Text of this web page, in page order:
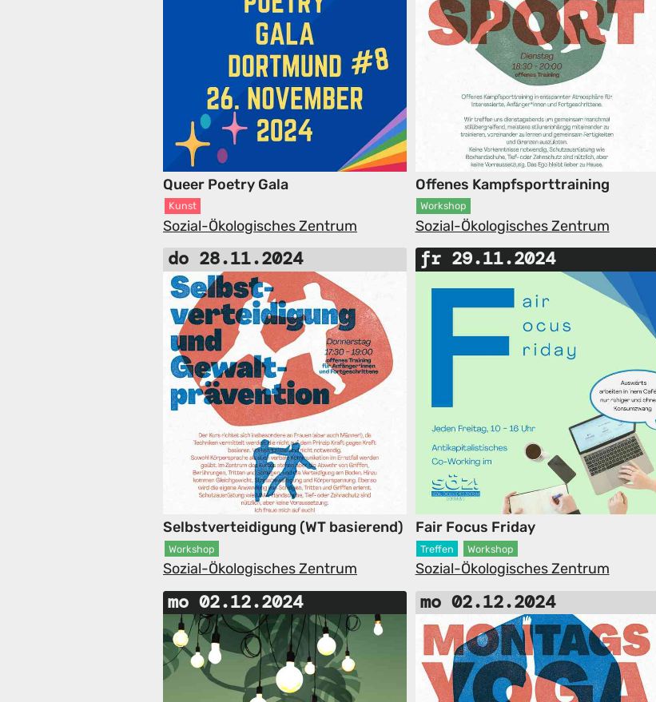
Queer Poetry Gala
Kunst
Sozial-Ökologisches Zentrum
Offenes Kampfsporttraining
Workshop
Sozial-Ökologisches Zentrum
do 28.11.2024
Selbstverteidigung (WT basierend)
Workshop
Sozial-Ökologisches Zentrum
fr 29.11.2024
Fair Focus Friday
Treffen Workshop
Sozial-Ökologisches Zentrum
mo 02.12.2024 mo 02.12.2024